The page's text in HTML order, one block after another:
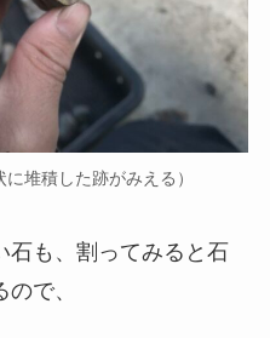
堆積した跡がみえる）
石も、割ってみると石
で、